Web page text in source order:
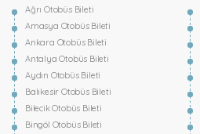
Ağrı Otobüs Bileti
Amasya Otobüs Bileti
Ankara Otobüs Bileti
Antalya Otobüs Bileti
Aydın Otobüs Bileti
Balıkesir Otobüs Bileti
Bilecik Otobüs Bileti
Bingöl Otobüs Bileti